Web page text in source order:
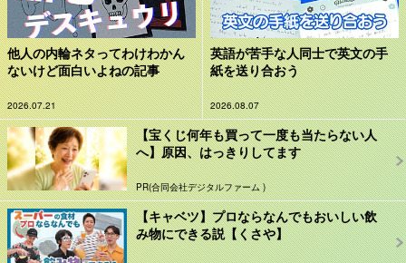
他人の内輪ネタってわけわかん
ないけど面白いよねの記事
2026.07.21
英語が苦手な人同士で英文の手
紙を送り合おう
2026.08.07
【宝くじ何年も買って一度も当たらない人
へ】原因、はっきりしてます
PR(合同会社デジタルファーム )
【キャベツ】プロならなんでもおいしい飲
み物にできる説【くさや】